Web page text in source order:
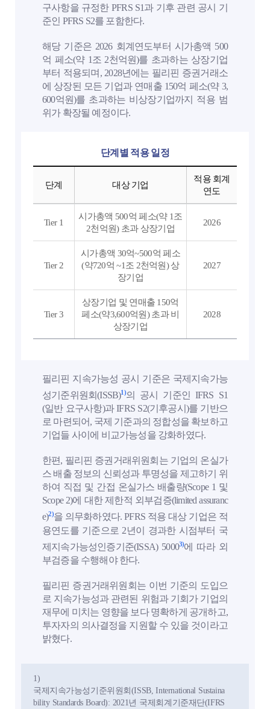
구사항을 규정한 PFRS S1과 기후 관련 공시 기
준인 PFRS S2를 포함한다.
해당 기준은 2026 회계연도부터 시가총액 500
억 페소(약 1조 2천억원)를 초과하는 상장기업
부터 적용되며, 2028년에는 필리핀 증권거래소
에 상장된 모든 기업과 연매출 150억 페소(약 3,
600억원)를 초과하는 비상장기업까지 적용 범
위가 확장될 예정이다.
단계별 적용 일정
단계 대상 기업
적용 회계
연도
Tier 1
시가총액 500억 페소(약 1조
2천억원) 초과 상장기업
2026
Tier 2
시가총액 30억~500억 페소
(약720억 ~1조 2천억원) 상
장기업
2027
Tier 3
상장기업 및 연매출 150억
페소(약3,600억원) 초과 비
상장기업
2028
필리핀 지속가능성 공시 기준은 국제지속가능
성기준위원회(ISSB)1)의 공시 기준인 IFRS S1
(일반 요구사항)과 IFRS S2(기후공시)를 기반으
로 마련되어, 국제 기준과의 정합성을 확보하고
기업들 사이에 비교가능성을 강화하였다.
한편, 필리핀 증권거래위원회는 기업의 온실가
스 배출 정보의 신뢰성과 투명성을 제고하기 위
하여 직접 및 간접 온실가스 배출량(Scope 1 및
Scope 2)에 대한 제한적 외부검증(limited assuranc
e)2)을 의무화하였다. PFRS 적용 대상 기업은 적
용연도를 기준으로 2년이 경과한 시점부터 국
제지속가능성인증기준(ISSA) 50003)에 따라 외
부검증을 수행해야 한다.
필리핀 증권거래위원회는 이번 기준의 도입으
로 지속가능성과 관련된 위험과 기회가 기업의
재무에 미치는 영향을 보다 명확하게 공개하고,
투자자의 의사결정을 지원할 수 있을 것이라고
밝혔다.
1)
국제지속가능성기준위원회(ISSB, International Sustaina
bility Standards Board): 2021년 국제회계기준재단(IFRS